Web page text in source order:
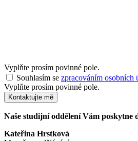
Vyplňte prosím povinné pole.
Souhlasím se zpracováním osobních
Vyplňte prosím povinné pole.
Kontaktujte mě
Naše studijní oddělení Vám poskytne
Kateřina Hrstková